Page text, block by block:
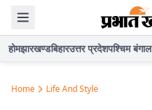
होमझारखण्डबिहारउत्तर प्रदेशपश्चिम बंगाल
Home Life And Style